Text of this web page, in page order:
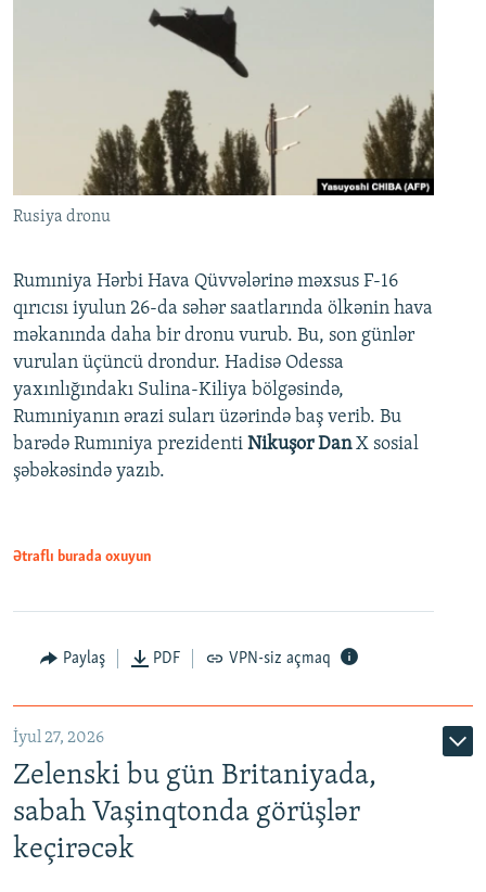
Rusiya dronu
Rumıniya Hərbi Hava Qüvvələrinə məxsus F-16
qırıcısı iyulun 26-da səhər saatlarında ölkənin hava
məkanında daha bir dronu vurub. Bu, son günlər
vurulan üçüncü drondur. Hadisə Odessa
yaxınlığındakı Sulina-Kiliya bölgəsində,
Rumıniyanın ərazi suları üzərində baş verib. Bu
barədə Rumıniya prezidenti Nikuşor DanX sosial
şəbəkəsində yazıb.
Ətraflı burada oxuyun
Paylaş PDF VPN-siz açmaq
İyul 27, 2026
Zelenski bu gün Britaniyada,
sabah Vaşinqtonda görüşlər
keçirəcək